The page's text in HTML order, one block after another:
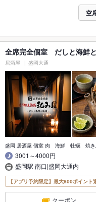
空
全席完全個室 だしと海鮮
居酒屋 盛岡大通
盛岡 居酒屋 個室 肉 海鮮 牡蠣 焼き
3001～4000円
盛岡駅 南口|盛岡大通内
【アプリ予約限定】最大800ポイント
クーポン